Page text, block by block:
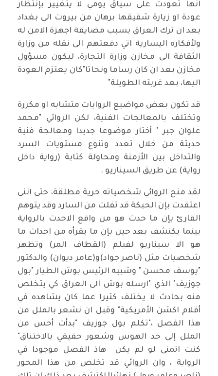
انها تعودت على سياق يومي لا يتغيير بإنتظار
عودة او زيارة شقيقها برهان من بيروت الى بغداد
بعد ان ترك العراق بسبب مضايقة اجهزة الامن له
ولأفكاره اليسارية اتي دفعتهم الى نقله من وزارة
الثقافة الى مخازن وزارة التجارة، ليكون مسؤول
مخازن بعد ان كان رساما ونحاتا"كان يعتزم العودة
اليها، بعد غربته الطويلة"
قد تكون بعض مواضيع الروايات متشابه او مكررة
وتختلف بالمعالجات الفنية، لكن الروائي "محمد
علوان جبر " أختار موضوعا جديدا ومعالجة فنية
حديثة من خلال تعدد وتنوع مستويات السرد
والتداخل بين الأزمنة ومحاولة كتابة (رواية داخل
رواية) عن طريق السيناريو .
لقد منح الروائي شخصياته حرية مطلقة، حتى انني
اعتقدت بإن الحبكة قد تفلت من السارد وقد يتوهم
القارئ بإن ما حدث هو من واقع الاحدث بالرواية
بينما يكتشف بعد حين بإن ما يقرأه من احداث ما
هو الا سيناريو لفيلم (القطاف المر) وتظهر
شخصيات مثل (ناصر جواد)و(عامر ديوان) والدكتور
"يوسف محسن " وشبيه الرئيس بوش الطيار "بول
جوزيف" الذي "ارسله بوش الى العراق كي يتخلص
منه بحادث لا يختلف كثيرا عما كان يشاهده في
أفلام اكشن الأمريكية" وقبل ان نشعر بالملل من
هذا الفصل ،"تكلم بول جوزيف "بدأت أحس من
الملل إلى حد الهوس وشعور حقيقي بالاختناق"
كنت اتمنى لو لم يكن هاذ الفصل موجودا في
الرواية ، وان الروائي قد تخلص من هذا المحور